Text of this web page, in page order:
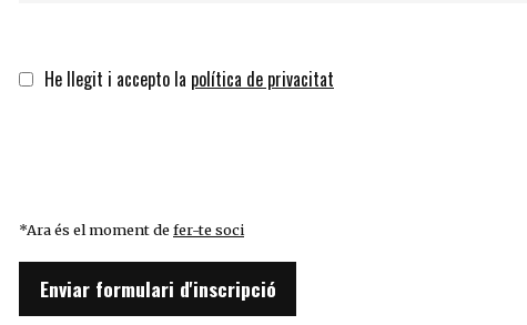
He llegit i accepto la política de privacitat
*Ara és el moment defer-te soci
Enviar formulari d'inscripció